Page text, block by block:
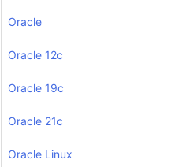
Oracle
Oracle 12c
Oracle 19c
Oracle 21c
Oracle Linux